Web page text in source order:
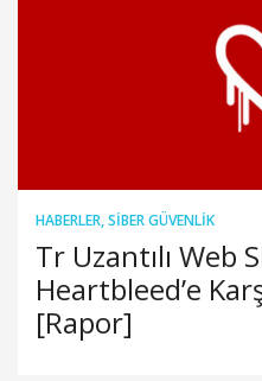
HABERLER,SIBER GÜVENLIK
Tr Uzantılı Web
Heartbleed’e
[Rapor]